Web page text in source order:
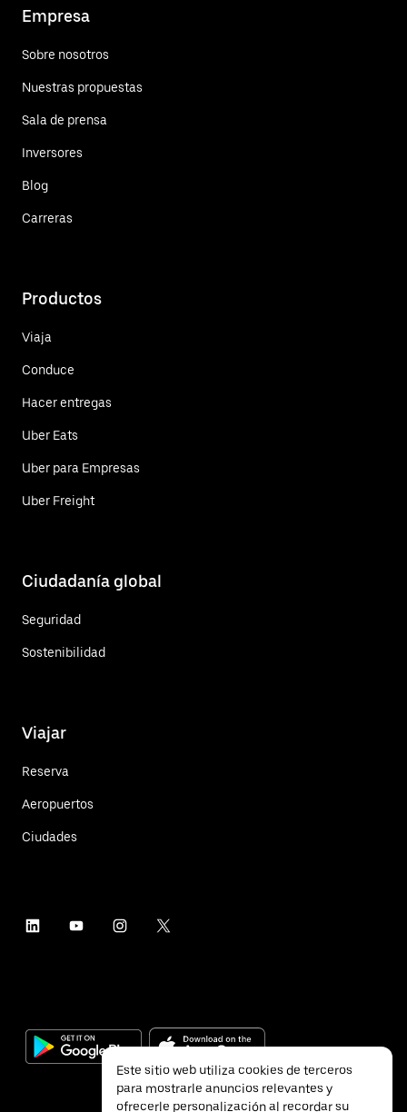
Empresa
Sobre nosotros
Nuestras propuestas
Sala de prensa
Inversores
Blog
Carreras
Productos
Viaja
Conduce
Hacer entregas
Uber Eats
Uber para Empresas
Uber Freight
Ciudadanía global
Seguridad
Sostenibilidad
Viajar
Reserva
Aeropuertos
Ciudades
Este sitio web utiliza cookies de terceros
para mostrarle anuncios relevantes y
ofrecerle personalización al recordar su